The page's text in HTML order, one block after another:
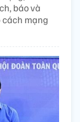
báo và
cách mạng